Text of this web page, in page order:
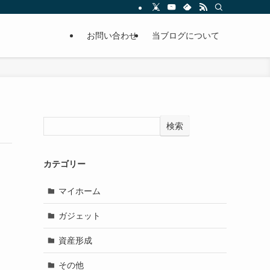
お問い合わせ 当ブログについて
検索
カテゴリー
マイホーム
ガジェット
資産形成
その他